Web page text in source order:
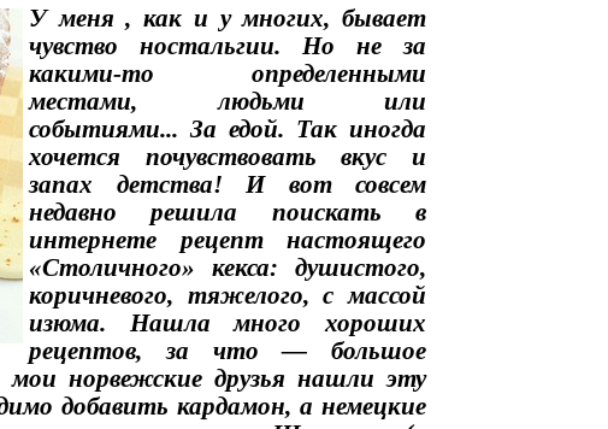
У меня , как и у многих, бывает
чувство ностальгии. Но не за
какими-то определенными
местами, людьми или
событиями... За едой. Так иногда
хочется почувствовать вкус и
запах детства! И вот совсем
недавно решила поискать в
интернете рецепт настоящего
«Столичного» кекса: душистого,
коричневого, тяжелого, с массой
изюма. Нашла много хороших
рецептов, за что — большое
норвежские друзья нашли эту
добавить кардамон, а немецкие